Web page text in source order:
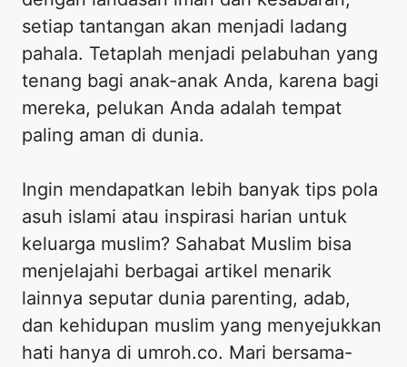
setiap tantangan akan menjadi ladang
pahala. Tetaplah menjadi pelabuhan yang
tenang bagi anak-anak Anda, karena bagi
mereka, pelukan Anda adalah tempat
paling aman di dunia.
​Ingin mendapatkan lebih banyak tips pola
asuh islami atau inspirasi harian untuk
keluarga muslim? Sahabat Muslim bisa
menjelajahi berbagai artikel menarik
lainnya seputar dunia parenting, adab,
dan kehidupan muslim yang menyejukkan
hati hanya di umroh.co. Mari bersama-